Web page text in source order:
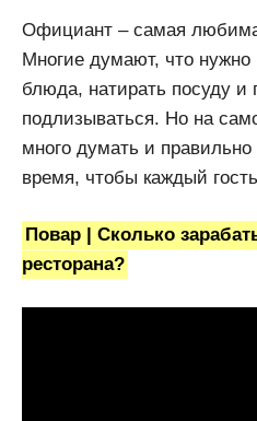
Официант – самая
Многие думают, что нужно
блюда, натирать посуду и
подлизываться. Но на
много думать и
время, чтобы каждый
Повар | Сколько
ресторана?